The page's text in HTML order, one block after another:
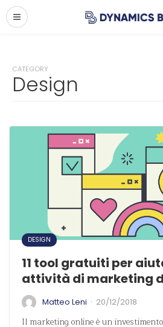
CATEGORY
Design
DESIGN
11 tool gratuiti per
attività di marketing
Matteo Leni · 20/12/2018
Il marketing online è un